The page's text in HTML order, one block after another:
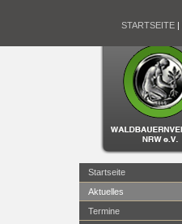
STARTSEITE |
Startseite
Aktuelles
Termine